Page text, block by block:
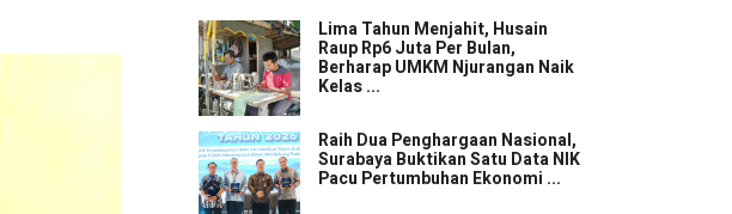
Lima Tahun Menjahit, Husain
Raup Rp6 Juta Per Bulan,
Berharap UMKM Njurangan Naik
Kelas ...
Raih Dua Penghargaan Nasional,
Surabaya Buktikan Satu Data NIK
Pacu Pertumbuhan Ekonomi ...